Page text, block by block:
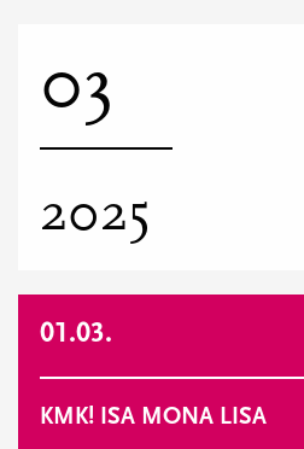
03
2025
01.03.
KMK! ISA MONA LISA